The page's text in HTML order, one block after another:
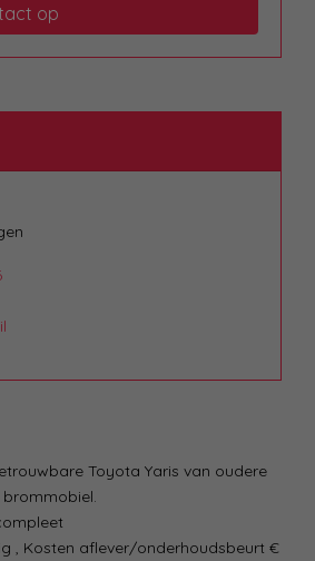
Toyota Yaris van oudere
, Kosten aflever/onderhoudsbeurt €
op